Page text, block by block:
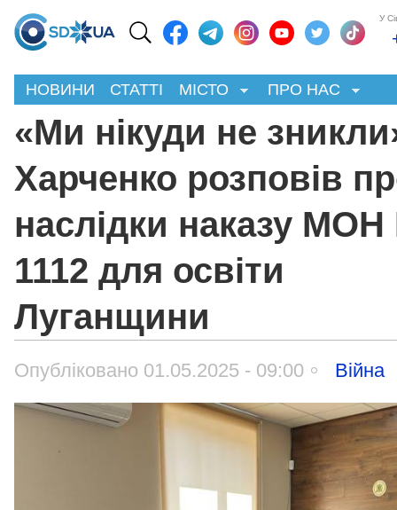
У
НОВИНИ СТАТТІ МІСТО ПРО НАС
«Ми нікуди не
Харченко розповів
наслідки наказу
1112 для освіти
Луганщини
Опубліковано 01.05.2025 - 09:00 Війна